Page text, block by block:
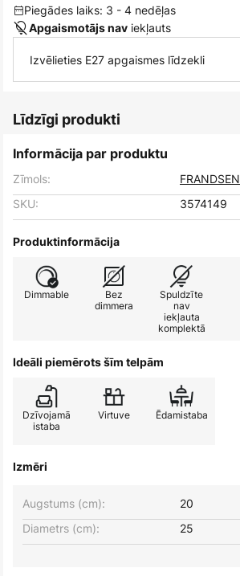
Piegādes laiks: 3 - 4 nedēļas
Apgaismotājs nav iekļauts
Izvēlieties E27 apgaismes līdzekli
Līdzīgi produkti
Informācija par produktu
Zīmols:
FRANDSEN
SKU:
3574149
Produktinformācija
Dimmable
Bez
dimmera
Spuldzīte
nav
iekļauta
komplektā
Ideāli piemērots šīm telpām
Dzīvojamā
istaba
Virtuve Ēdamistaba
Izmēri
Augstums (cm):
20
Diametrs (cm):
25